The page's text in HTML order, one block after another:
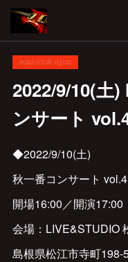
2022.07.08 03:00
2022/9/10(土)
ンサート
◆2022/9/10(土)
秋一番コンサート vol.4
開場16:00／開演17:00
会場：LIVE&STUDIO
島根県松江市寺町